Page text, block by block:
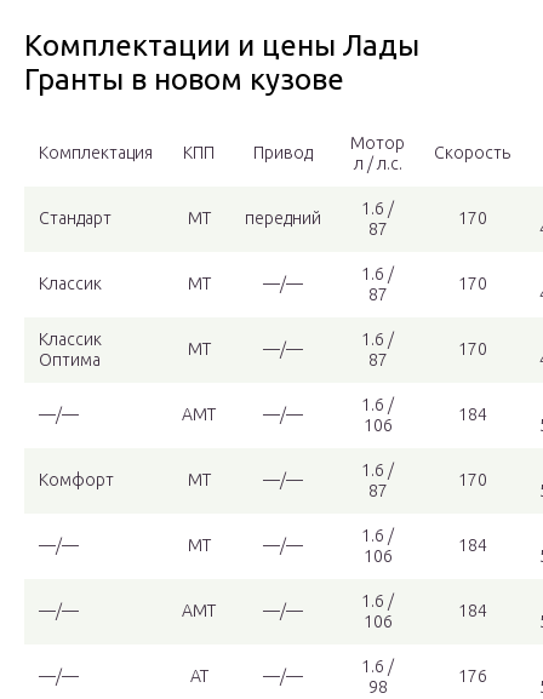
Комплектации и цены Лады
Гранты в новом кузове
Комплектация КПП Привод
Мотор
л / л.с.
Скорость
Стандарт МТ передний
1.6 /
87
170
Классик МТ —/—
1.6 /
87
170
Классик
Оптима
МТ —/—
1.6 /
87
170
—/— АМТ —/—
1.6 /
106
184
Комфорт МТ —/—
1.6 /
87
170
—/— МТ —/—
1.6 /
106
184
—/— АМТ —/—
1.6 /
106
184
—/— АТ —/—
1.6 /
98
176